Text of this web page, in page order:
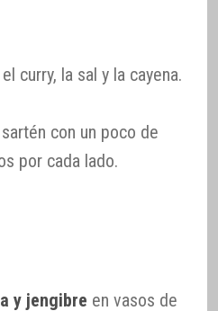
curry, la sal y la cayena.
con un poco de
por cada lado.
y jengibre en vasos de